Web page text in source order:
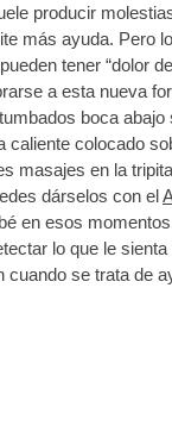
producir
más ayuda. Pero
tener “dolor
a esta nueva
boca abajo
colocado
masajes en la
dárselos con el
en esos
lo que le
se trata de